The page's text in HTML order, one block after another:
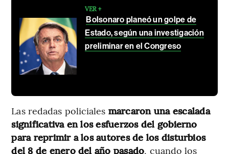
VER +
Bolsonaro planeó un golpe de
Estado, según una investigación
preliminar en el Congreso
Las redadas policiales marcaron una escalada
significativa en los esfuerzos del gobierno
para reprimir a los autores de los disturbios
del 8 de enero del año pasado, cuando los